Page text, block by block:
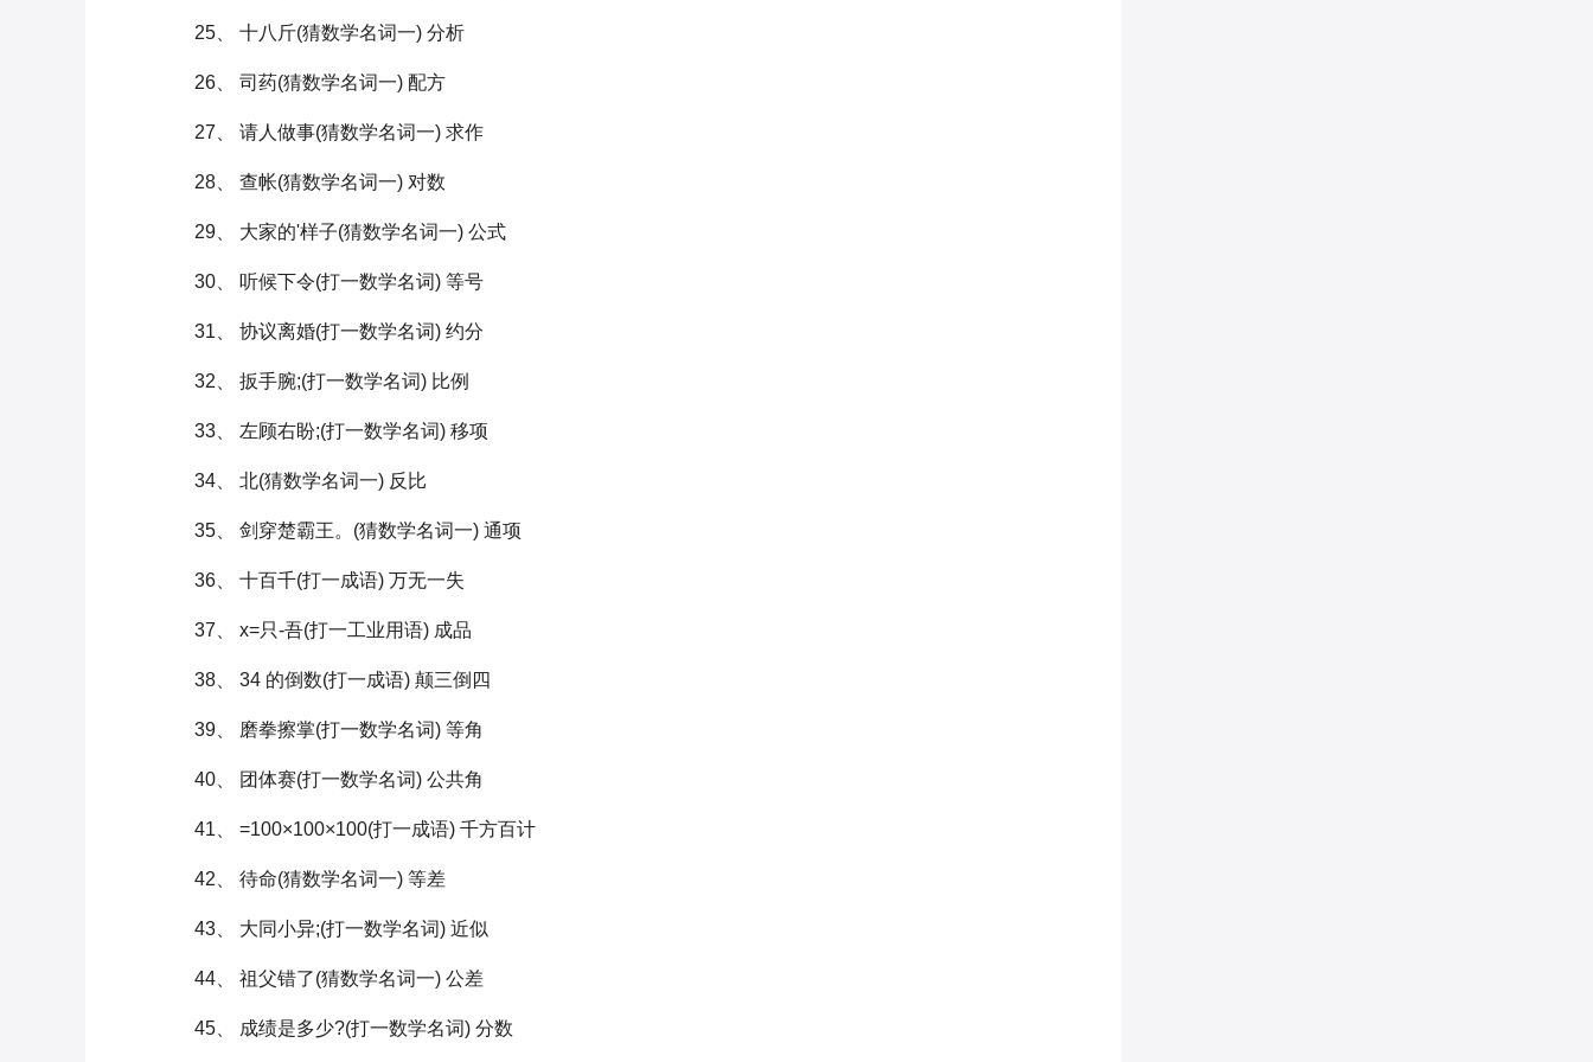
25、 十八斤(猜数学名词一) 分析
26、 司药(猜数学名词一) 配方
27、 请人做事(猜数学名词一) 求作
28、 查帐(猜数学名词一) 对数
29、 大家的'样子(猜数学名词一) 公式
30、 听候下令(打一数学名词) 等号
31、 协议离婚(打一数学名词) 约分
32、 扳手腕;(打一数学名词) 比例
33、 左顾右盼;(打一数学名词) 移项
34、 北(猜数学名词一) 反比
35、 剑穿楚霸王。(猜数学名词一) 通项
36、 十百千(打一成语) 万无一失
37、 x=只-吾(打一工业用语) 成品
38、 34 的倒数(打一成语) 颠三倒四
39、 磨拳擦掌(打一数学名词) 等角
40、 团体赛(打一数学名词) 公共角
41、 =100×100×100(打一成语) 千方百计
42、 待命(猜数学名词一) 等差
43、 大同小异;(打一数学名词) 近似
44、 祖父错了(猜数学名词一) 公差
45、 成绩是多少?(打一数学名词) 分数